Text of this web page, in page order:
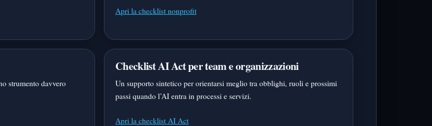
Apri la checklist nonprofit
strumento davvero
Checklist AI Act per team e organizzazioni
Un supporto sintetico per orientarsi meglio tra obblighi, ruoli e prossimi
passi quando l’AI entra in processi e servizi.
Apri la checklist AI Act